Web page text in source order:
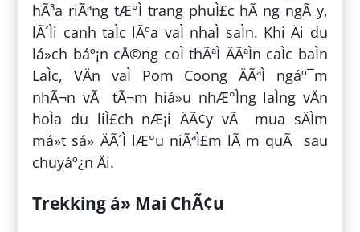
hÃ³a riÃªng tÆ°Ì trang phuÌ£c hÃ ng ngÃ y,
lÃ´Ìi canh taÌc lÃºa vaÌ nhaÌ saÌn. Khi Äi du
lá»ch báº¡n cÅ©ng coÌ thÃªÌ ÄÃªÌn caÌc baÌn
LaÌc, VÄn vaÌ Pom Coong ÄÃªÌ ngáº¯m
nhÃ¬n vÃ tÃ¬m hiá»u nhÆ°Ìng laÌng vÄn
hoÌa du liÌ£ch nÆ¡i ÄÃ¢y vÃ mua sÄÌm
má»t sá» ÄÃ´Ì lÆ°u niÃªÌ£m lÃ m quÃ sau
chuyáº¿n Äi.
Trekking á» Mai ChÃ¢u